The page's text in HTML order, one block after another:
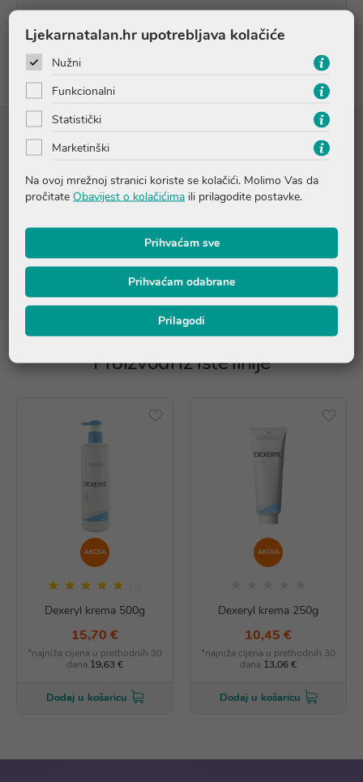
Recenzije
GLUCOSIDE. SODIUM COCOAMPHOACETATE. PEG-7
GLYCERYL COCOATE. CETEARETH-60 MYRISTYL GLYCOL.
GLYCYRRHETINIC ACID. PEG-120 METHYL GLUCOSE
DIOLEATE. PENTYLENE GLYCOL. SODIUM BENZOATE. SODIUM
CHLORIDE. SODIUM HYDROXIDE. TOCOPHEROL. TRISODIUM
ETHYLENEDIAMINE DISUCCINATE
Proizvodi iz iste linije
AKCIJA
Dexeryl krema 500g
15,70 €
*najniža cijena u prethodnih 30
dana 19,63 €
Dodaj u košaricu
AKCIJA
Dexeryl krema 250g
10,45 €
*najniža cijena u prethodnih 30
dana 13,06 €
Dodaj u košaricu
Ljekarnatalan.hr upotrebljava kolačiće
Nužni
Funkcionalni
Statistički
Marketinški
Na ovoj mrežnoj stranici koriste se kolačići. Molimo Vas da
pročitate Obavijest o kolačićima ili prilagodite postavke.
Prihvaćam sve
Prihvaćam odabrane
Prilagodi